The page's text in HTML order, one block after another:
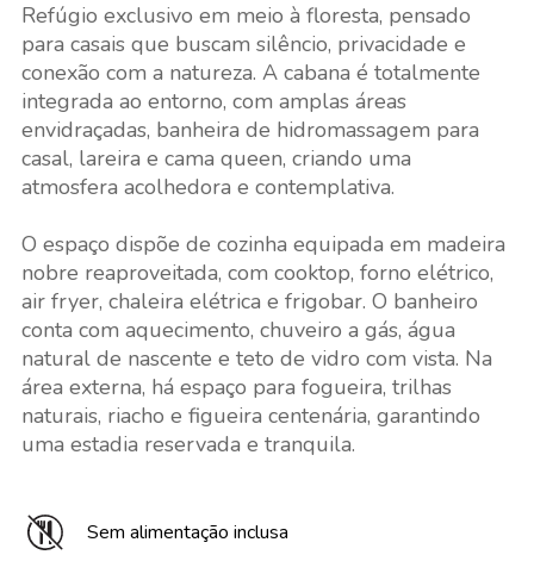
Refúgio exclusivo em meio à floresta, pensado
para casais que buscam silêncio, privacidade e
conexão com a natureza. A cabana é totalmente
integrada ao entorno, com amplas áreas
envidraçadas, banheira de hidromassagem para
casal, lareira e cama queen, criando uma
atmosfera acolhedora e contemplativa.
O espaço dispõe de cozinha equipada em madeira
nobre reaproveitada, com cooktop, forno elétrico,
air fryer, chaleira elétrica e frigobar. O banheiro
conta com aquecimento, chuveiro a gás, água
natural de nascente e teto de vidro com vista. Na
área externa, há espaço para fogueira, trilhas
naturais, riacho e figueira centenária, garantindo
uma estadia reservada e tranquila.
Sem alimentação inclusa